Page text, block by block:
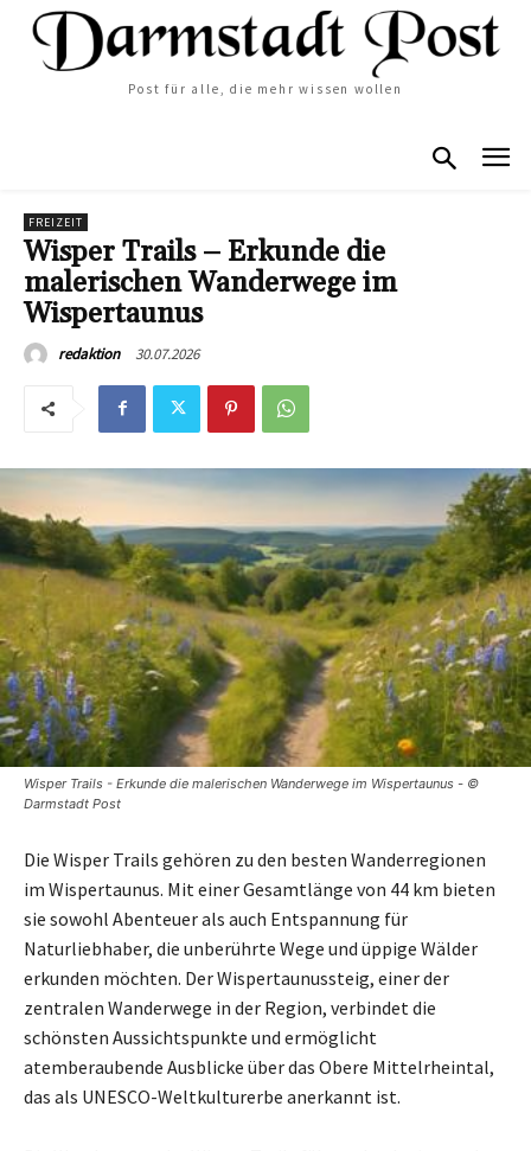
Post für alle, die mehr wissen wollen
FREIZEIT
Wisper Trails – Erkunde die
malerischen Wanderwege im
Wispertaunus
redaktion 30.07.2026
Wisper Trails - Erkunde die malerischen Wanderwege im Wispertaunus - ©
Darmstadt Post
Die Wisper Trails gehören zu den besten Wanderregionen
im Wispertaunus. Mit einer Gesamtlänge von 44 km bieten
sie sowohl Abenteuer als auch Entspannung für
Naturliebhaber, die unberührte Wege und üppige Wälder
erkunden möchten. Der Wispertaunussteig, einer der
zentralen Wanderwege in der Region, verbindet die
schönsten Aussichtspunkte und ermöglicht
atemberaubende Ausblicke über das Obere Mittelrheintal,
das als UNESCO-Weltkulturerbe anerkannt ist.